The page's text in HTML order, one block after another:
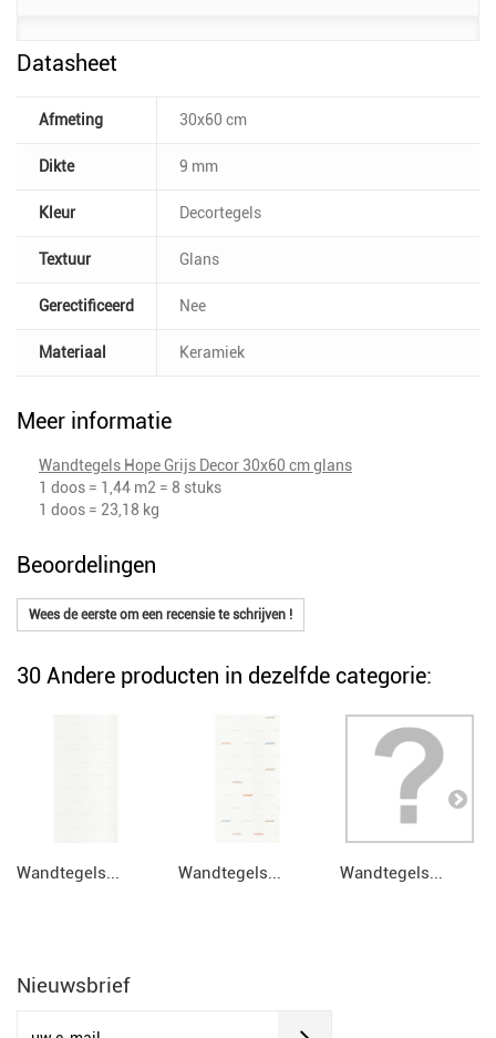
Datasheet
Afmeting 30x60 cm
Dikte 9 mm
Kleur Decortegels
Textuur Glans
Gerectificeerd Nee
Materiaal Keramiek
Meer informatie
Wandtegels Hope Grijs Decor 30x60 cm glans
1 doos = 1,44 m2 = 8 stuks
1 doos = 23,18 kg
Beoordelingen
Wees de eerste om een recensie te schrijven !
30 Andere producten in dezelfde categorie:
Wandtegels... Wandtegels... Wandtegels...
Nieuwsbrief